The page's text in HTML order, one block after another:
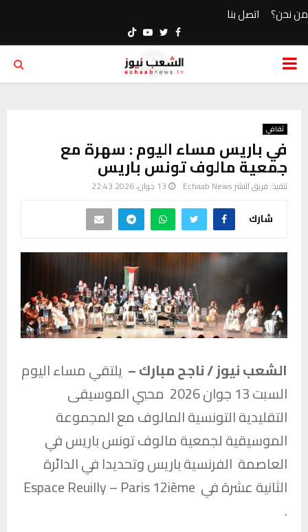
من نحن؟ اتصل بنا
Facebook
Twitter
Youtube
PRIMARY
ثقافي
في باريس مساء اليوم : سهرة مع
جمعية مالوف تونس باريس
تنفيذ: فريق النشر Echaab News 13 جوان، 2026 22:43
شارك
الشعب نيوز / ناجح مبارك – يلتقي مساء اليوم
السبت 13 جوان 2026 محبي الموسيقى
التقليدية التونسية المالوف مع المجموعة
الموسيقية لجمعية مالوف تونس باريس في
العاصمة الفرنسية باريس وتحديدا في الدائرة
الثانية عشرة في Espace Reuilly – Paris 12ième
.